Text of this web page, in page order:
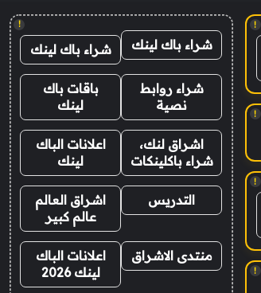
!
!
!
!
!
شراء باك لينك شراء باك لينك
شراء روابط
نصية
باقات باك
لينك
اشراق لنك،
شراء باكلينكات
اعلانات الباك
لينك
التدريس
اشراق العالم
عالم كبير
منتدى الاشراق
اعلانات الباك
لينك 2026